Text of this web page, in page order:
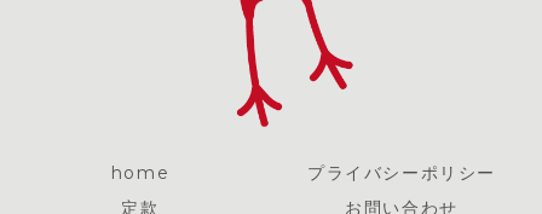
home
プライバシーポリシー
定款
お問い合わせ